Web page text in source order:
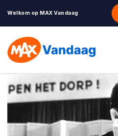
Welkom op MAX Vandaag